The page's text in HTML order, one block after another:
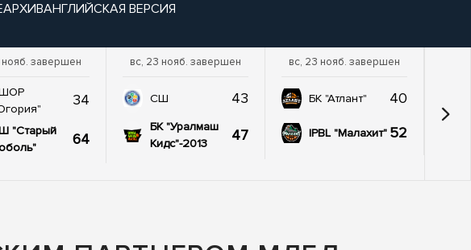
АРХИВАНГЛИЙСКАЯ ВЕРСИЯ
нояб. завершен
34
"Старый
64
вс, 23 нояб. завершен
СШ 43
БК "Уралмаш
Кидс"-2013
47
вс, 23 нояб. завершен
БК "Атлант" 40
IPBL "Малахит" 52